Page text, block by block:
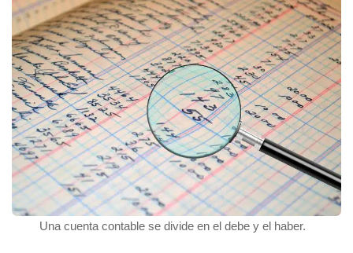
Una cuenta contable se divide en el debe y el haber.